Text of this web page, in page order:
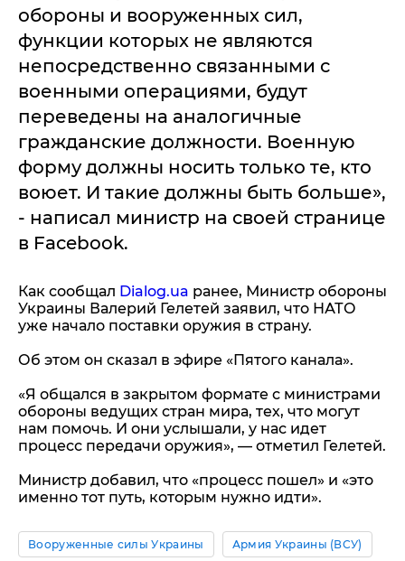
обороны и вооруженных сил,
функции которых не являются
непосредственно связанными с
военными операциями, будут
переведены на аналогичные
гражданские должности. Военную
форму должны носить только те, кто
воюет. И такие должны быть больше»,
- написал министр на своей странице
в Facebook.
Как сообщал Dialog.ua ранее, Министр обороны
Украины Валерий Гелетей заявил, что НАТО
уже начало поставки оружия в страну.
Об этом он сказал в эфире «Пятого канала».
«Я общался в закрытом формате с министрами
обороны ведущих стран мира, тех, что могут
нам помочь. И они услышали, у нас идет
процесс передачи оружия», — отметил Гелетей.
Министр добавил, что «процесс пошел» и «это
именно тот путь, которым нужно идти».
Вооруженные силы Украины Армия Украины (ВСУ)